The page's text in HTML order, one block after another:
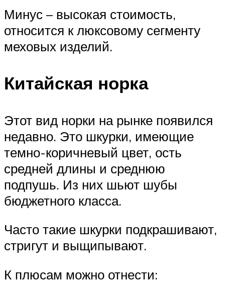
Минус – высокая стоимость,
относится к люксовому сегменту
меховых изделий.
Китайская норка
Этот вид норки на рынке появился
недавно. Это шкурки, имеющие
темно-коричневый цвет, ость
средней длины и среднюю
подпушь. Из них шьют шубы
бюджетного класса.
Часто такие шкурки подкрашивают,
стригут и выщипывают.
К плюсам можно отнести: